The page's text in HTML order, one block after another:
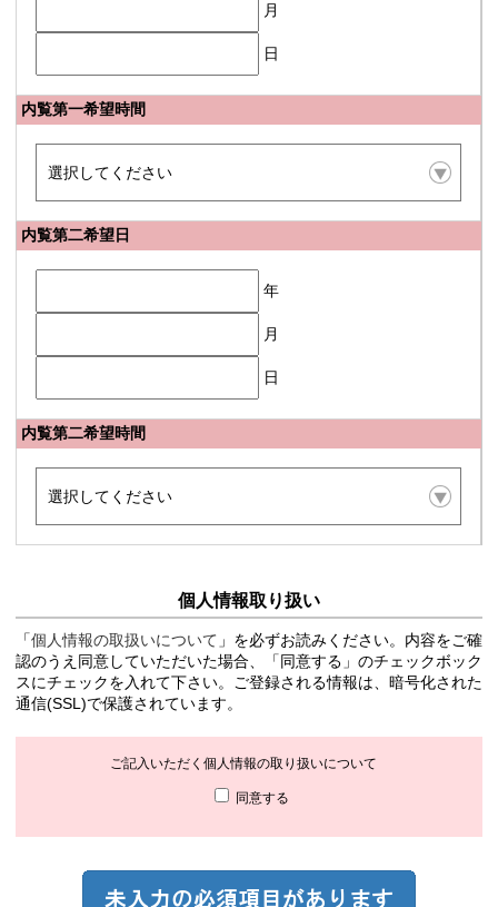
月
日
内覧第一希望時間
内覧第二希望日
年
月
日
内覧第二希望時間
個人情報取り扱い
「個人情報の取扱いについて 」を必ずお読みください。内容をご確
認のうえ同意していただいた場合、「同意する」のチェックボック
スにチェックを入れて下さい。ご登録される情報は、暗号化された
通信(SSL)で保護されています。
ご記入いただく個人情報の取り扱いについて
同意する